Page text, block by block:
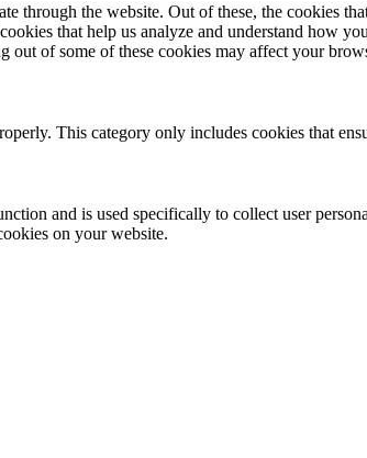
the website. Out of these, the cookies
that help us analyze and understand how
out of some of these cookies may affect your
This category only includes cookies that
and is used specifically to collect user
on your website.